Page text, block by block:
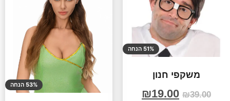
51% הנחה
משקפי חנון
₪39.00
₪19.00
53% הנחה